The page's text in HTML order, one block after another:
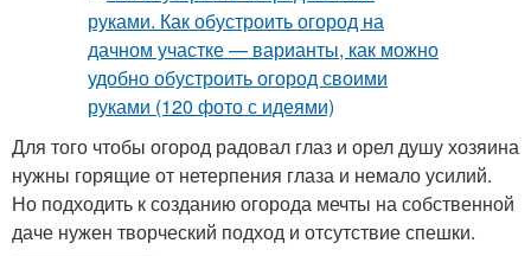
Для того чтобы огород радовал глаз и орел душу хозяина
нужны горящие от нетерпения глаза и немало усилий.
Но подходить к созданию огорода мечты на собственной
даче нужен творческий подход и отсутствие спешки.